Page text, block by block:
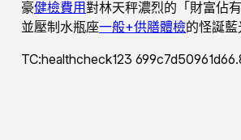
豪健檢費用對林天秤濃烈的「財富佔
並壓制水瓶座一般+供膳體檢的怪誕藍
TC:healthcheck123